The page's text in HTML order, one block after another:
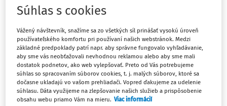
MPSVaR
1 minúta čítania
Bratislava 13. augusta (TASR) – Oslobodenie prepitného od
daní a poplatkov má podporu ministerstiev práce aj
dopravy. Uviedol to vo štvrtok na brífingu v Národnej rade
(NR) SR poslanec hnutia Sme rodina Martin Borguľa. Spolu
s poslancom Ľubošom Krajčírom (Sme rodina) plánuje
Súhlas s cookies
Vážený návštevník, snažíme sa zo všetkých síl prinášať vysokú úroveň
používateľského komfortu pri používaní našich webstránok. Medzi
základné predpoklady patrí napr. aby správne fungovalo vyhľadávanie,
aby sme vás neobťažovali nevhodnou reklamou alebo aby sme mali
dostatok podnetov, ako web vylepšovať. Preto od Vás potrebujeme
súhlas so spracovaním súborov cookies, t. j. malých súborov, ktoré sa
dočasne ukladajú vo vašom prehliadači. Vopred ďakujeme za udelenie
súhlasu. Dáta využijeme na zlepšovanie našich služieb a prispôsobenie
obsahu webu priamo Vám na mieru. Viac informácií